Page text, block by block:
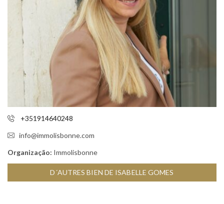
+351914640248
info@immolisbonne.com
Organização: Immolisbonne
D´AUTRES BIEN DE ISABELLE GOMES